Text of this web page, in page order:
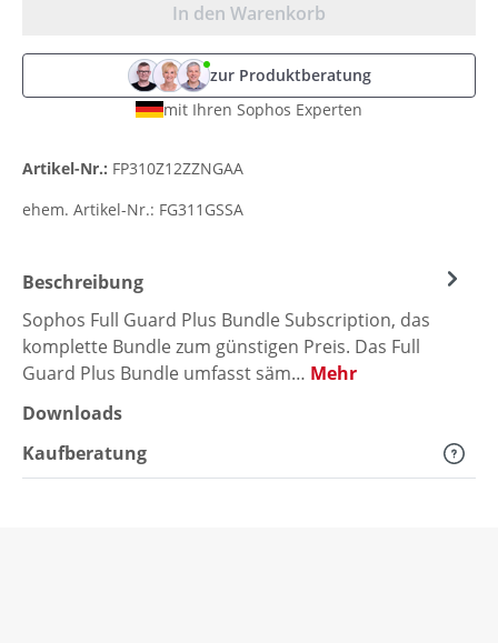
In den Warenkorb
zur Produktberatung
mit Ihren Sophos Experten
Artikel-Nr.: FP310Z12ZZNGAA
ehem. Artikel-Nr.: FG311GSSA
Beschreibung
Sophos Full Guard Plus Bundle Subscription, das
komplette Bundle zum günstigen Preis. Das Full
Guard Plus Bundle umfasst säm… Mehr
Downloads
Kaufberatung